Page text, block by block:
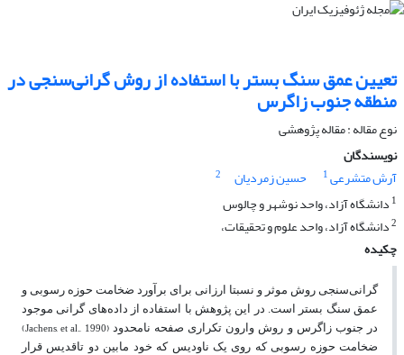
تعیین عمق سنگ بستر با استفاده از روش گرانی‌سنجی در
منطقه جنوب زاگرس
نوع مقاله : مقاله پژوهشی‌
نویسندگان
آرش متشرعی1 حسین زمردیان
2
1 دانشگاه آزاد، واحد نوشهر و چالوس
2دانشگاه آزاد، واحد علوم و تحقیقات،
چکیده
گرانی‌سنجی روش موثر و نسبتا ارزانی برای برآورد ضخامت حوزه رسوبی و
عمق سنگ بستر است. در این پژوهش با استفاده از دادههای گرانی موجود
در جنوب زاگرس و روش وارون تکراری صفحه نامحدود(Jachens, et al., 1990)
ضخامت حوزه رسوبی که روی یک ناودیس که خود مابین دو تاقدیس قرار